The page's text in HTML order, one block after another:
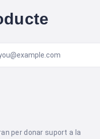
per donar suport a la